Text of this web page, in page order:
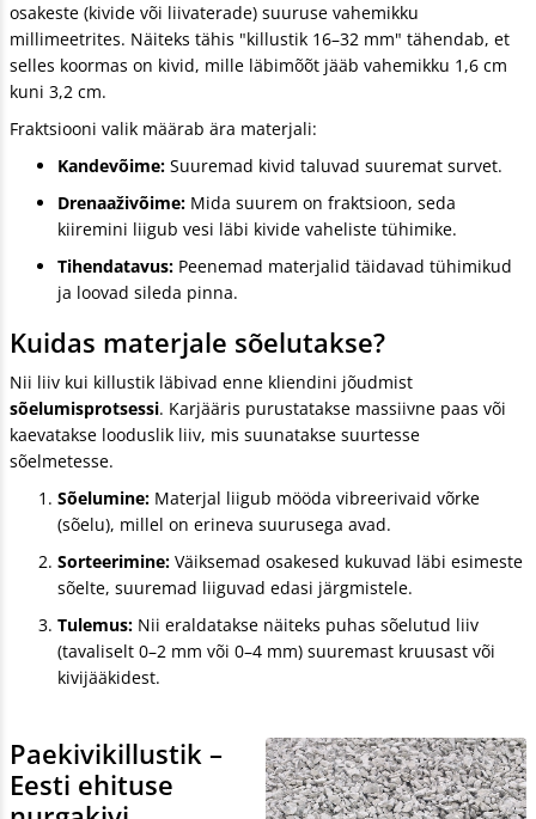
osakeste (kivide või liivaterade) suuruse vahemikku
millimeetrites. Näiteks tähis "killustik 16–32 mm" tähendab, et
selles koormas on kivid, mille läbimõõt jääb vahemikku 1,6 cm
kuni 3,2 cm.
Fraktsiooni valik määrab ära materjali:
Kandevõime: Suuremad kivid taluvad suuremat survet.
Drenaaživõime: Mida suurem on fraktsioon, seda
kiiremini liigub vesi läbi kivide vaheliste tühimike.
Tihendatavus: Peenemad materjalid täidavad tühimikud
ja loovad sileda pinna.
Kuidas materjale sõelutakse?
Nii liiv kui killustik läbivad enne kliendini jõudmist
sõelumisprotsessi. Karjääris purustatakse massiivne paas või
kaevatakse looduslik liiv, mis suunatakse suurtesse
sõelmetesse.
Sõelumine: Materjal liigub mööda vibreerivaid võrke
(sõelu), millel on erineva suurusega avad.
Sorteerimine: Väiksemad osakesed kukuvad läbi esimeste
sõelte, suuremad liiguvad edasi järgmistele.
Tulemus: Nii eraldatakse näiteks puhas sõelutud liiv
(tavaliselt 0–2 mm või 0–4 mm) suuremast kruusast või
kivijääkidest.
Paekivikillustik –
Eesti ehituse